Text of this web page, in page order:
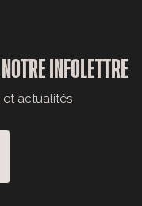
INFOLETTRE
et actualités